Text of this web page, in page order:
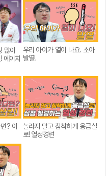
많이
에이치
우리 아이가 열이 나요. 소아
발열!
? 이
놀라지 말고 침착하게 응급실
로! 열성경련